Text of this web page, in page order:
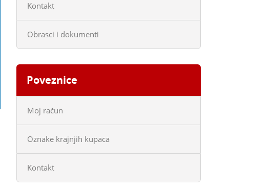
Kontakt
Obrasci i dokumenti
Poveznice
Moj račun
Oznake krajnjih kupaca
Kontakt